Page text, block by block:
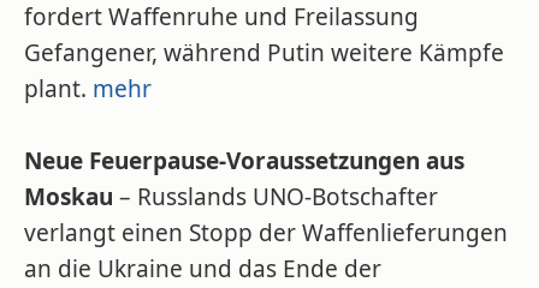
fordert Waffenruhe und Freilassung
Gefangener, während Putin weitere Kämpfe
plant. mehr
Neue Feuerpause-Voraussetzungen aus
Moskau – Russlands UNO-Botschafter
verlangt einen Stopp der Waffenlieferungen
an die Ukraine und das Ende der